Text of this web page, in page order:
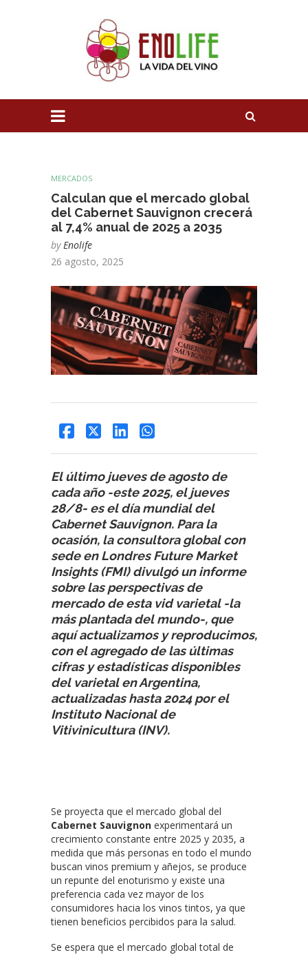
MERCADOS
Calculan que el mercado global
del Cabernet Sauvignon crecerá
al 7,4% anual de 2025 a 2035
by Enolife
26 agosto, 2025
El último jueves de agosto de
cada año -este 2025, el jueves
28/8- es el día mundial del
Cabernet Sauvignon. Para la
ocasión, la consultora global con
sede en Londres Future Market
Insights (FMI) divulgó un informe
sobre las perspectivas de
mercado de esta vid varietal -la
más plantada del mundo-, que
aquí actualizamos y reproducimos,
con el agregado de las últimas
cifras y estadísticas disponibles
del varietal en Argentina,
actualizadas hasta 2024 por el
Instituto Nacional de
Vitivinicultura (INV).
Se proyecta que el mercado global del
Cabernet Sauvignon experimentará un
crecimiento constante entre 2025 y 2035, a
medida que más personas en todo el mundo
buscan vinos premium y añejos, se produce
un repunte del enoturismo y existe una
preferencia cada vez mayor de los
consumidores hacia los vinos tintos, ya que
tienen beneficios percibidos para la salud.
Se espera que el mercado global total de